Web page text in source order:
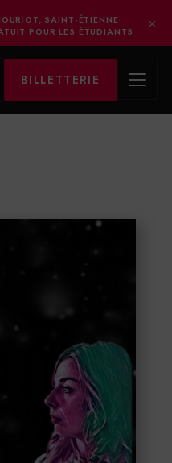
SAINT-ÉTIENNE·
POUR LES ÉTUDIANTS ×
BILLETTERIE